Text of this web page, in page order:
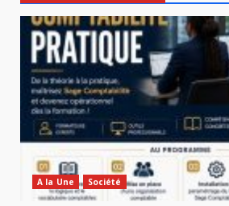
A la Une Société